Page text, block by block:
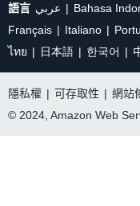
語言 عربي Bahasa
Français
Italiano
ไทย
日本語 한국어
隱私權 | 可存取性 | 網站
© 2024, Amazon Web